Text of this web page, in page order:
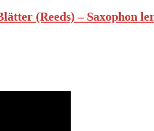
(Reeds) – Saxophon